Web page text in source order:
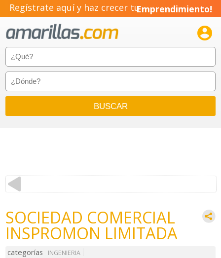
Regístrate aquí y haz crecer tuEmprendimiento!

SOCIEDAD COMERCIAL
INSPROMON LIMITADA
categorías INGENIERIA